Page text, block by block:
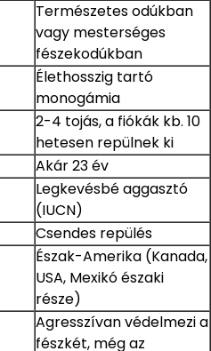
Természetes odúkban
vagy mesterséges
fészekodúkban
Élethosszig tartó
monogámia
2-4 tojás, a fiókák kb. 10
hetesen repülnek ki
Akár 23 év
Legkevésbé aggasztó
(IUCN)
Csendes repülés
Észak-Amerika (Kanada,
USA, Mexikó északi
része)
Agresszívan védelmezi a
fészkét, még az